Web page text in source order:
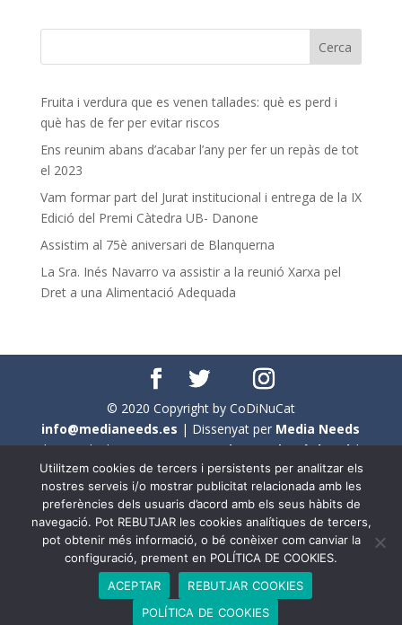
Fruita i verdura que es venen tallades: què es perd i
què has de fer per evitar riscos
Ens reunim abans d’acabar l’any per fer un repàs de tot
el 2023
Vam formar part del Jurat institucional i entrega de la IX
Edició del Premi Càtedra UB- Danone
Assistim al 75è aniversari de Blanquerna
La Sra. Inés Navarro va assistir a la reunió Xarxa pel
Dret a una Alimentació Adequada
© 2020 Copyright by CoDiNuCat
info@medianeeds.es | Dissenyat per Media Needs
| Tots els drets reservats aCoDiNuCat |Avís legal|
Avís per cookies
En aquest web s'ha tingut en compte l'ús no sexista del
llenguatge. No obstant això, i a causa de la seva
extensió, no s'ha pogut fer de manera exhaustiva. Per
aquest motiu, a vegades , s'ha utilitzat el femení com a
genèric, atès que és una professió que compta amb al
voltant d'un 90% de persones del sexe femení.
Utilitzem cookies de tercers i persistents per analitzar els
nostres serveis i/o mostrar publicitat relacionada amb les
preferències dels usuaris d’acord amb els seus hàbits de
navegació. Pot REBUTJAR les cookies analítiques de tercers,
pot obtenir més informació, o bé conèixer com canviar la
configuració, prement en POLÍTICA DE COOKIES.
ACEPTAR
REBUTJAR COOKIES
POLÍTICA DE COOKIES